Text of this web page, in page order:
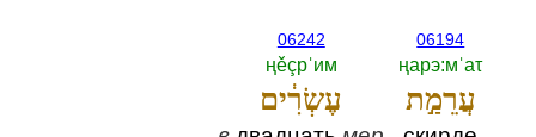
06194
ңарэ:мˈаτ
עֲרֵמַ֣ת
06242
ңěçрˈим
עֶשְׂרִ֔ים